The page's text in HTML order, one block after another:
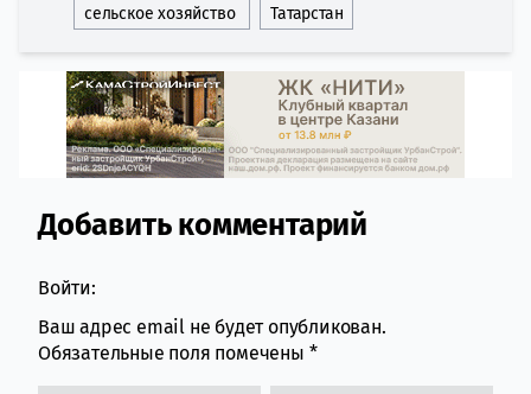
сельское хозяйство Татарстан
Comment section
Добавить комментарий
Войти:
Ваш адрес email не будет опубликован.
Обязательные поля помечены *